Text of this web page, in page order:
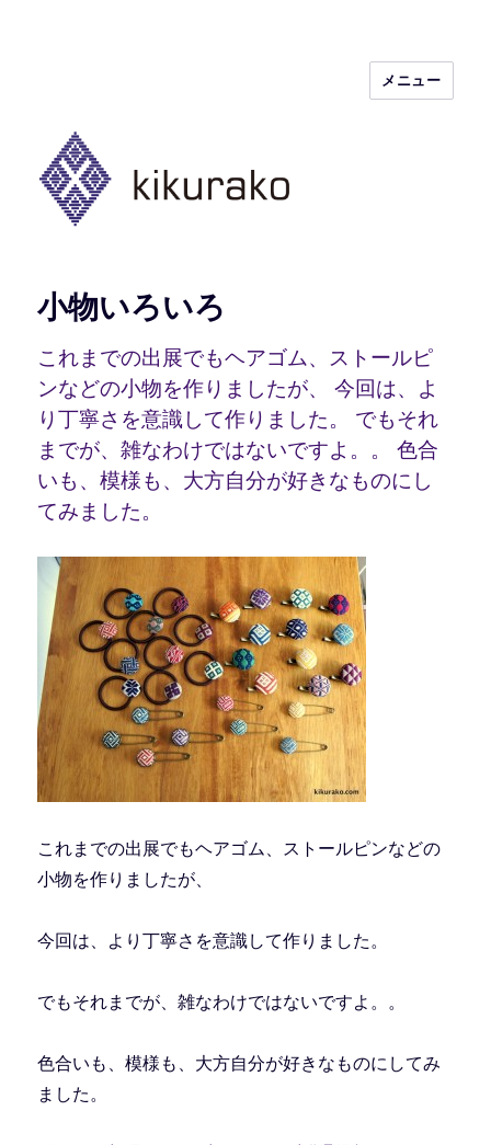
kikurako.com koginzashi (kogin)
needleworks こぎん刺し きくらこ
メニュー
小物いろいろ
これまでの出展でもヘアゴム、ストールピ
ンなどの小物を作りましたが、 今回は、よ
り丁寧さを意識して作りました。 でもそれ
までが、雑なわけではないですよ。。 色合
いも、模様も、大方自分が好きなものにし
てみました。
これまでの出展でもヘアゴム、ストールピンなどの
小物を作りましたが、
今回は、より丁寧さを意識して作りました。
でもそれまでが、雑なわけではないですよ。。
色合いも、模様も、大方自分が好きなものにしてみ
ました。